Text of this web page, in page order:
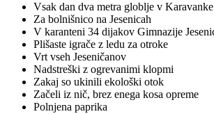
Vsak dan dva metra globlje v Karavanke
Za bolnišnico na Jesenicah
V karanteni 34 dijakov Gimnazije
Plišaste igrače z ledu za otroke
Vrt vseh Jeseničanov
Nadstreški z ogrevanimi klopmi
Zakaj so ukinili ekološki otok
Začeli iz nič, brez enega kosa opreme
Polnjena paprika